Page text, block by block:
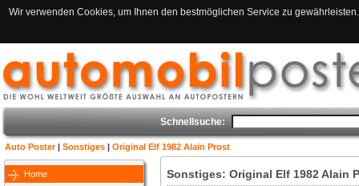
Wir verwenden Cookies, um Ihnen den bestmöglichen Service zu
Schnellsuche:
Auto Poster| Sonstiges | Original Elf 1982 Alain Prost
Home
Sonstiges: Original Elf 1982 Alain